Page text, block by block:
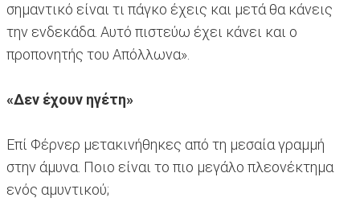
σημαντικό είναι τι πάγκο έχεις και μετά θα κάνεις
την ενδεκάδα. Αυτό πιστεύω έχει κάνει και ο
προπονητής του Απόλλωνα».
«Δεν έχουν ηγέτη»
Επί Φέρνερ μετακινήθηκες από τη μεσαία γραμμή
στην άμυνα. Ποιο είναι το πιο μεγάλο πλεονέκτημα
ενός αμυντικού;